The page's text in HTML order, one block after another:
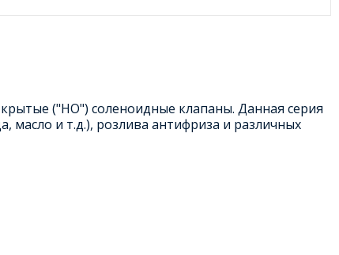
("НО") соленоидные клапаны. Данная серия
масло и т.д.), розлива антифриза и различных